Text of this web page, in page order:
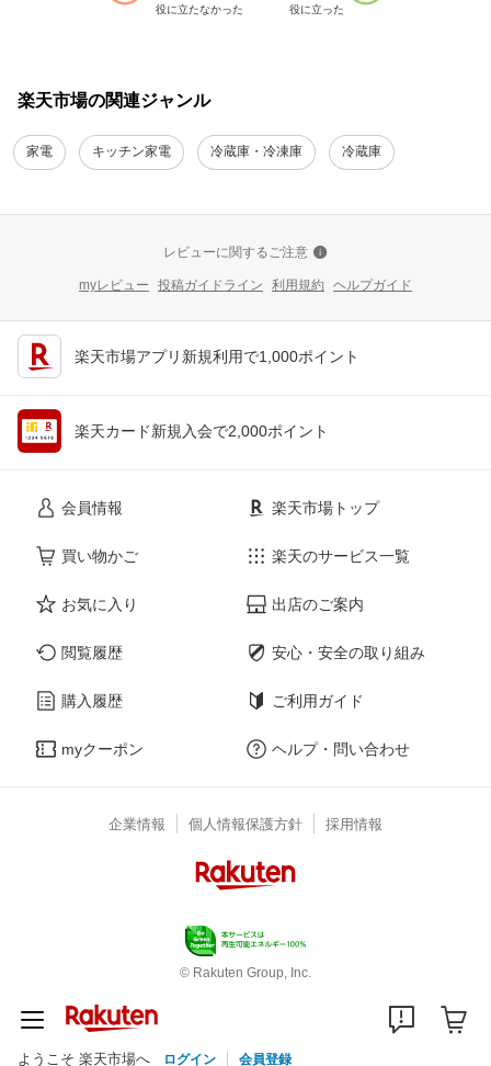
役に立たなかった 役に立った
楽天市場の関連ジャンル
家電 キッチン家電 冷蔵庫・冷凍庫 冷蔵庫
レビューに関するご注意
myレビュー 投稿ガイドライン 利用規約 ヘルプガイド
楽天市場アプリ新規利用で1,000ポイント
楽天カード新規入会で2,000ポイント
会員情報
買い物かご
お気に入り
閲覧履歴
購入履歴
myクーポン
楽天市場トップ
楽天のサービス一覧
出店のご案内
安心・安全の取り組み
ご利用ガイド
ヘルプ・問い合わせ
企業情報 個人情報保護方針 採用情報
© Rakuten Group, Inc.
ようこそ 楽天市場へ ログイン 会員登録